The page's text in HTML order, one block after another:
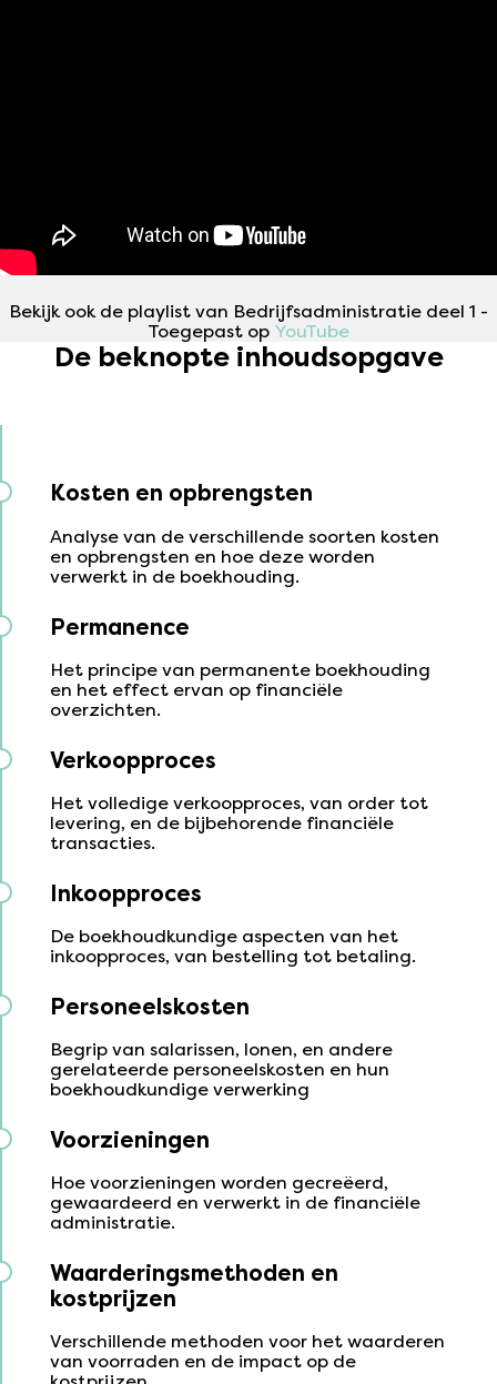
Bekijk ook de playlist van Bedrijfsadministratie deel 1 -
Toegepast op YouTube
De beknopte inhoudsopgave
Kosten en opbrengsten
Analyse van de verschillende soorten kosten
en opbrengsten en hoe deze worden
verwerkt in de boekhouding.
Permanence
Het principe van permanente boekhouding
en het effect ervan op financiële
overzichten.
Verkoopproces
Het volledige verkoopproces, van order tot
levering, en de bijbehorende financiële
transacties.
Inkoopproces
De boekhoudkundige aspecten van het
inkoopproces, van bestelling tot betaling.
Personeelskosten
Begrip van salarissen, lonen, en andere
gerelateerde personeelskosten en hun
boekhoudkundige verwerking
Voorzieningen
Hoe voorzieningen worden gecreëerd,
gewaardeerd en verwerkt in de financiële
administratie.
Waarderingsmethoden en
kostprijzen
Verschillende methoden voor het waarderen
van voorraden en de impact op de